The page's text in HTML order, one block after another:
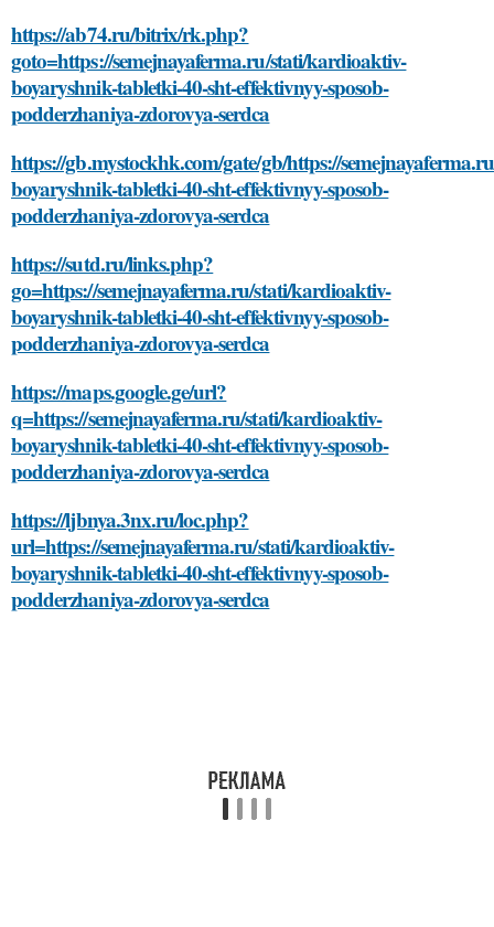
https://ab74.ru/bitrix/rk.php?
goto=https://semejnayaferma.ru/stati/kardioaktiv-
boyaryshnik-tabletki-40-sht-effektivnyy-sposob-
podderzhaniya-zdorovya-serdca
https://gb.mystockhk.com/gate/gb/https://
boyaryshnik-tabletki-40-sht-effektivnyy-sposob-
podderzhaniya-zdorovya-serdca
https://sutd.ru/links.php?
go=https://semejnayaferma.ru/stati/kardioaktiv-
boyaryshnik-tabletki-40-sht-effektivnyy-sposob-
podderzhaniya-zdorovya-serdca
https://maps.google.ge/url?
q=https://semejnayaferma.ru/stati/kardioaktiv-
boyaryshnik-tabletki-40-sht-effektivnyy-sposob-
podderzhaniya-zdorovya-serdca
https://ljbnya.3nx.ru/loc.php?
url=https://semejnayaferma.ru/stati/kardioaktiv-
boyaryshnik-tabletki-40-sht-effektivnyy-sposob-
podderzhaniya-zdorovya-serdca